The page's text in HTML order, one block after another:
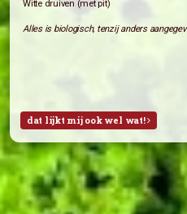
Fruitpakket
Braeburn Appels (NL)
Bananen
Abrikozen
Watermeloen
Week 28:
Braeburn Appels (NL)